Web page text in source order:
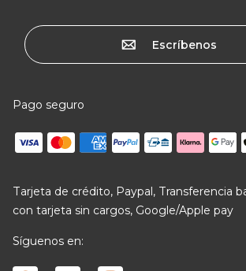
Escríbenos
Pago seguro
Tarjeta de crédito, Paypal, Transferencia
con tarjeta sin cargos, Google/Apple pay
Síguenos en: